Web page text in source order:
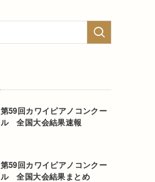
第59回カワイピアノコンクー
ル 全国大会結果速報
第59回カワイピアノコンクー
ル 全国大会結果まとめ